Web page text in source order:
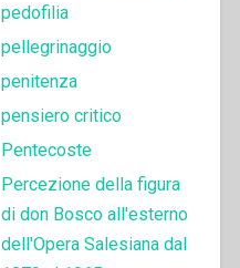
pedofilia
pellegrinaggio
penitenza
pensiero critico
Pentecoste
Percezione della figura
di don Bosco all'esterno
dell'Opera Salesiana dal